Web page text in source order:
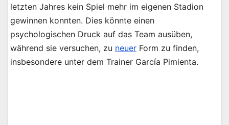
letzten Jahres kein Spiel mehr im eigenen Stadion
gewinnen konnten. Dies könnte einen
psychologischen Druck auf das Team ausüben,
während sie versuchen, zu neuer Form zu finden,
insbesondere unter dem Trainer García Pimienta.